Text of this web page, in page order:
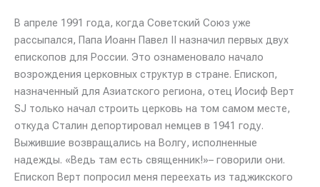
В апреле 1991 года, когда Советский Союз уже
рассыпался, Папа Иоанн Павел II назначил первых двух
епископов для России. Это ознаменовало начало
возрождения церковных структур в стране. Епископ,
назначенный для Азиатского региона, отец Иосиф Верт
SJ только начал строить церковь на том самом месте,
откуда Сталин депортировал немцев в 1941 году.
Выжившие возвращались на Волгу, исполненные
надежды. «Ведь там есть священник!»– говорили они.
Епископ Верт попросил меня переехать из таджикского